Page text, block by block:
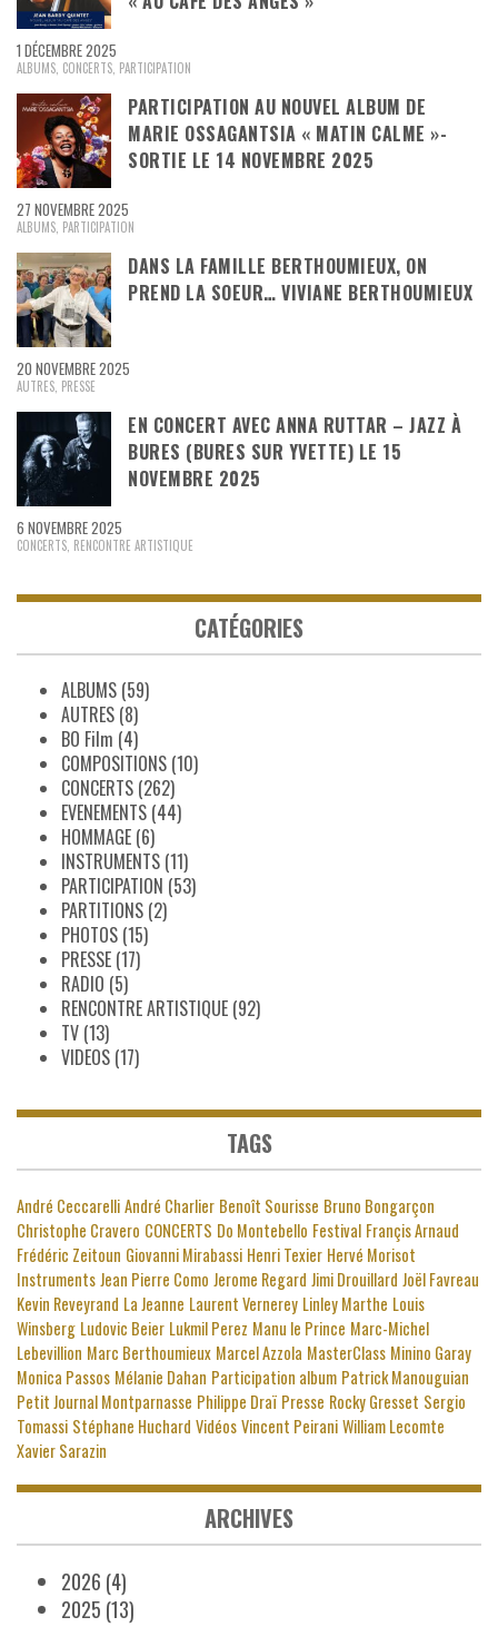
1 DÉCEMBRE 2025
ALBUMS, CONCERTS, PARTICIPATION
PARTICIPATION AU NOUVEL ALBUM DE
MARIE OSSAGANTSIA « MATIN CALME »-
SORTIE LE 14 NOVEMBRE 2025
27 NOVEMBRE 2025
ALBUMS, PARTICIPATION
DANS LA FAMILLE BERTHOUMIEUX, ON
PREND LA SOEUR… VIVIANE BERTHOUMIEUX
20 NOVEMBRE 2025
AUTRES, PRESSE
EN CONCERT AVEC ANNA RUTTAR – JAZZ À
BURES (BURES SUR YVETTE) LE 15
NOVEMBRE 2025
6 NOVEMBRE 2025
CONCERTS, RENCONTRE ARTISTIQUE
CATÉGORIES
ALBUMS (59)
AUTRES (8)
BO Film (4)
COMPOSITIONS (10)
CONCERTS (262)
EVENEMENTS (44)
HOMMAGE (6)
INSTRUMENTS (11)
PARTICIPATION (53)
PARTITIONS (2)
PHOTOS (15)
PRESSE (17)
RADIO (5)
RENCONTRE ARTISTIQUE (92)
TV (13)
VIDEOS (17)
TAGS
André CeccarelliAndré Charlier Benoît Sourisse Bruno Bongarçon
Christophe Cravero CONCERTS Do Montebello Festival Françis Arnaud
Frédéric Zeitoun Giovanni Mirabassi Henri Texier Hervé Morisot
InstrumentsJean Pierre Como Jerome Regard Jimi Drouillard Joël Favreau
Kevin Reveyrand La Jeanne Laurent Vernerey Linley Marthe Louis
Winsberg Ludovic Beier Lukmil Perez Manu le Prince Marc-Michel
Lebevillion Marc Berthoumieux Marcel Azzola MasterClass Minino Garay
Monica Passos Mélanie Dahan Participation album Patrick Manouguian
Petit Journal Montparnasse Philippe Draï Presse Rocky Gresset Sergio
Tomassi Stéphane Huchard VidéosVincent PeiraniWilliam Lecomte
Xavier Sarazin
ARCHIVES
2026 (4)
2025 (13)